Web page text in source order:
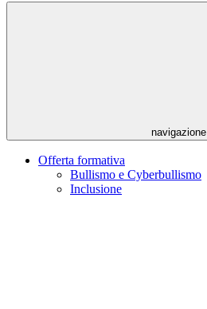
navigazione
Offerta formativa
Bullismo e Cyberbullismo
Inclusione